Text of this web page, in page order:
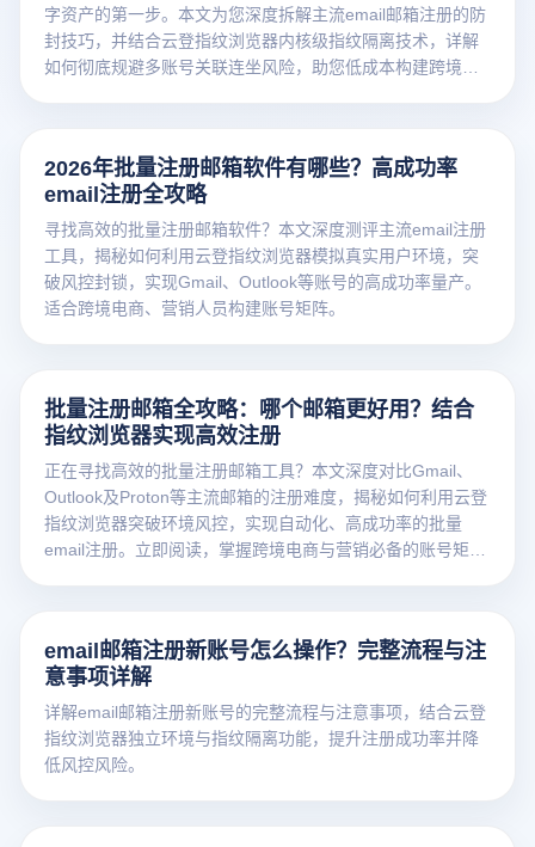
字资产的第一步。本文为您深度拆解主流email邮箱注册的防
封技巧，并结合云登指纹浏览器内核级指纹隔离技术，详解
如何彻底规避多账号关联连坐风险，助您低成本构建跨境营
2026年批量注册邮箱软件有哪些？高成功率
email注册全攻略
寻找高效的批量注册邮箱软件？本文深度测评主流email注册
工具，揭秘如何利用云登指纹浏览器模拟真实用户环境，突
破风控封锁，实现Gmail、Outlook等账号的高成功率量产。
适合跨境电商、营销人员构建账号矩阵。
批量注册邮箱全攻略：哪个邮箱更好用？结合
指纹浏览器实现高效注册
正在寻找高效的批量注册邮箱工具？本文深度对比Gmail、
Outlook及Proton等主流邮箱的注册难度，揭秘如何利用云登
指纹浏览器突破环境风控，实现自动化、高成功率的批量
email注册。立即阅读，掌握跨境电商与营销必备的账号矩阵
email邮箱注册新账号怎么操作？完整流程与注
意事项详解
详解email邮箱注册新账号的完整流程与注意事项，结合云登
指纹浏览器独立环境与指纹隔离功能，提升注册成功率并降
低风控风险。